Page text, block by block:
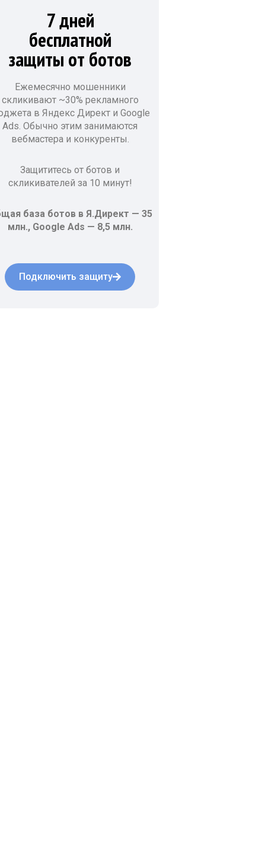
7 дней
бесплатной
защиты от ботов
Ежемесячно мошенники
скликивают ~30% рекламного
в Яндекс Директ и Google
Ads. Обычно этим занимаются
вебмастера и конкуренты.
Защититесь от ботов и
скликивателей за 10 минут!
база ботов в Я.Директ — 35
млн., Google Ads — 8,5 млн.
Подключить защиту